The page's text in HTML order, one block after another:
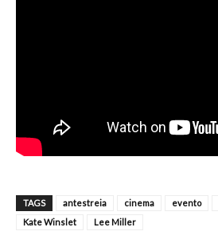
TAGS antestreia cinema evento
Kate Winslet
Lee Miller